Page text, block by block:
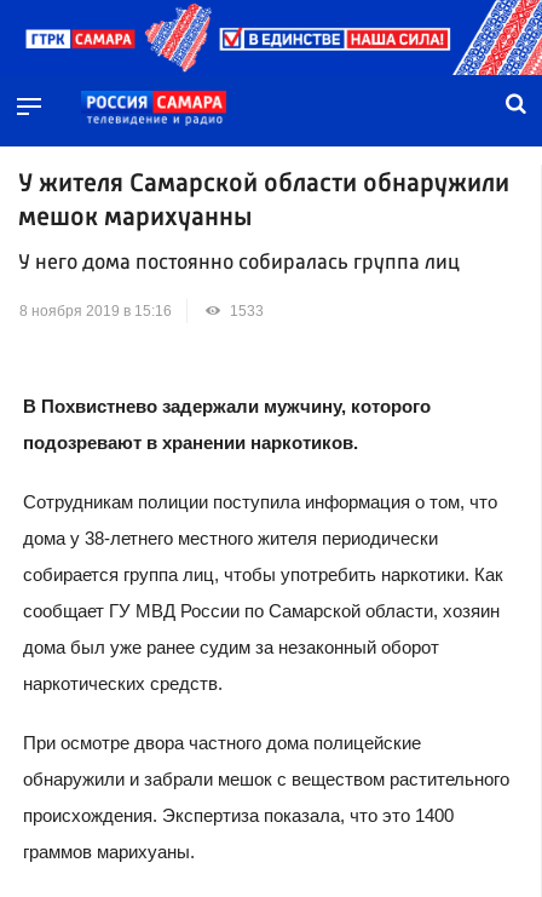
У жителя Самарской области обнаружили
мешок марихуанны
У него дома постоянно собиралась группа лиц
8 ноября 2019 в 15:16 1533
В Похвистнево задержали мужчину, которого
подозревают в хранении наркотиков.
Сотрудникам полиции поступила информация о том, что
дома у 38-летнего местного жителя периодически
собирается группа лиц, чтобы употребить наркотики. Как
сообщает ГУ МВД России по Самарской области, хозяин
дома был уже ранее судим за незаконный оборот
наркотических средств.
При осмотре двора частного дома полицейские
обнаружили и забрали мешок с веществом растительного
происхождения. Экспертиза показала, что это 1400
граммов марихуаны.